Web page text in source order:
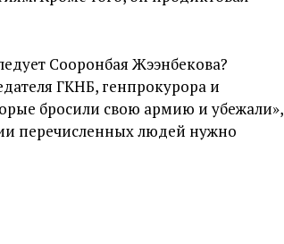
Сооронбая Жээнбекова?
ГКНБ, генпрокурора и
бросили свою армию и убежали»,
перечисленных людей нужно